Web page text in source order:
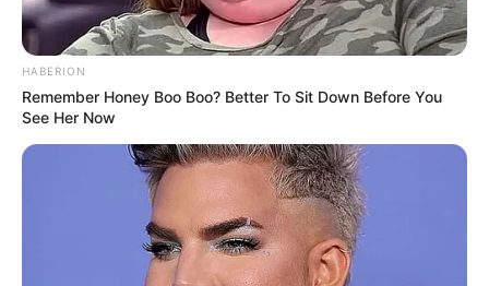
La Chronique d’Estelle
HOROSCOPE 2026
NUMÉROS LES PLUS FRÉQUENTS MÉGA
HABERION
Remember Honey Boo Boo? Better To Sit Down Before You
See Her Now